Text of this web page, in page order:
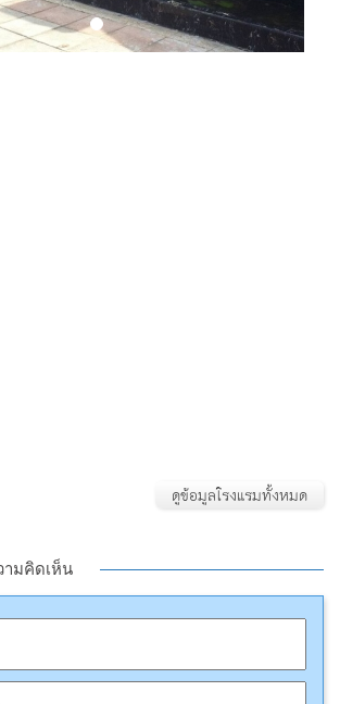
ดูข้อมูลโรงแรมทั้งหมด
ามคิดเห็น